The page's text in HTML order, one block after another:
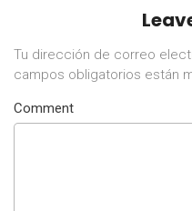
Tu dirección de correo
campos obligatorios están
Comment